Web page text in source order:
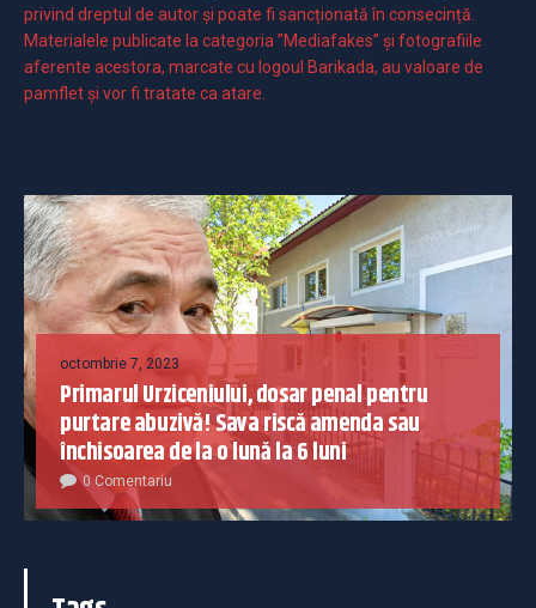
privind dreptul de autor și poate fi sancționată în consecință.
Materialele publicate la categoria ”Mediafakes” și fotografiile
aferente acestora, marcate cu logoul Barikada, au valoare de
pamflet și vor fi tratate ca atare.
octombrie 7, 2023
Primarul Urziceniului, dosar penal pentru
purtare abuzivă! Sava riscă amenda sau
închisoarea de la o lună la 6 luni
0 Comentariu